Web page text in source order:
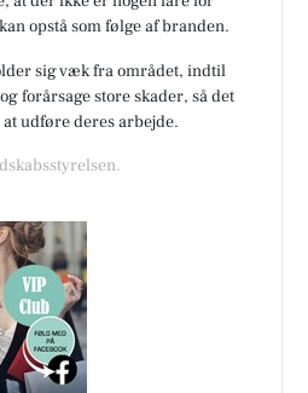
opstå som følge af branden.
sig væk fra området, indtil
forårsage store skader, så det
udføre deres arbejde.